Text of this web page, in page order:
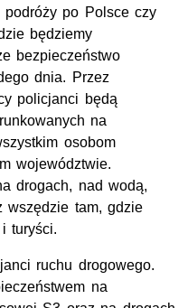
po Polsce czy
będziemy
bezpieczeństwo
dnia. Przez
policjanci będą
na
osobom
województwie.
drogach, nad wodą,
wszędzie tam, gdzie
turyści.
ruchu drogowego.
na